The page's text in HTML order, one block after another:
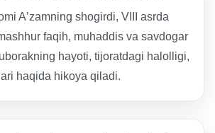
Aʼzamning shogirdi, VIII asrda
faqih, muhaddis va savdogar
hayoti, tijoratdagi halolligi,
haqida hikoya qiladi.